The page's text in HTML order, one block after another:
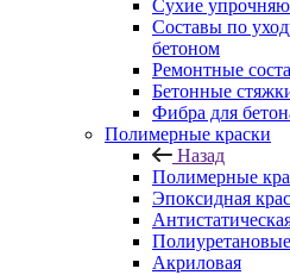
Сухие
Составы по
бетоном
Ремонтные
Бетонные
Фибра для
Полимерные краски
Назад
Полимерные
Эпоксидная
Акриловая